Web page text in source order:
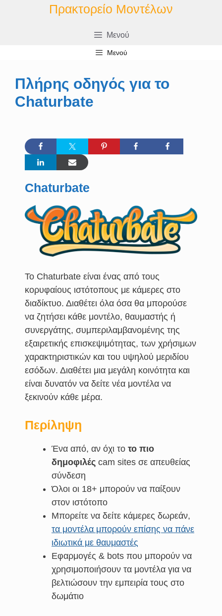
Πρακτορείο Μοντέλων
Μενού
Μενού
Πλήρης οδηγός για το
Chaturbate
Chaturbate
Το Chaturbate είναι ένας από τους
κορυφαίους ιστότοπους με κάμερες στο
διαδίκτυο. Διαθέτει όλα όσα θα μπορούσε
να ζητήσει κάθε μοντέλο, θαυμαστής ή
συνεργάτης, συμπεριλαμβανομένης της
εξαιρετικής επισκεψιμότητας, των χρήσιμων
χαρακτηριστικών και του υψηλού μεριδίου
εσόδων. Διαθέτει μια μεγάλη κοινότητα και
είναι δυνατόν να δείτε νέα μοντέλα να
ξεκινούν κάθε μέρα.
Περίληψη
Ένα από, αν όχι το το πιο
δημοφιλές cam sites σε απευθείας
σύνδεση
Όλοι οι 18+ μπορούν να παίξουν
στον ιστότοπο
Μπορείτε να δείτε κάμερες δωρεάν,
τα μοντέλα μπορούν επίσης να πάνε
ιδιωτικά με θαυμαστές
Εφαρμογές & bots που μπορούν να
χρησιμοποιήσουν τα μοντέλα για να
βελτιώσουν την εμπειρία τους στο
δωμάτιο